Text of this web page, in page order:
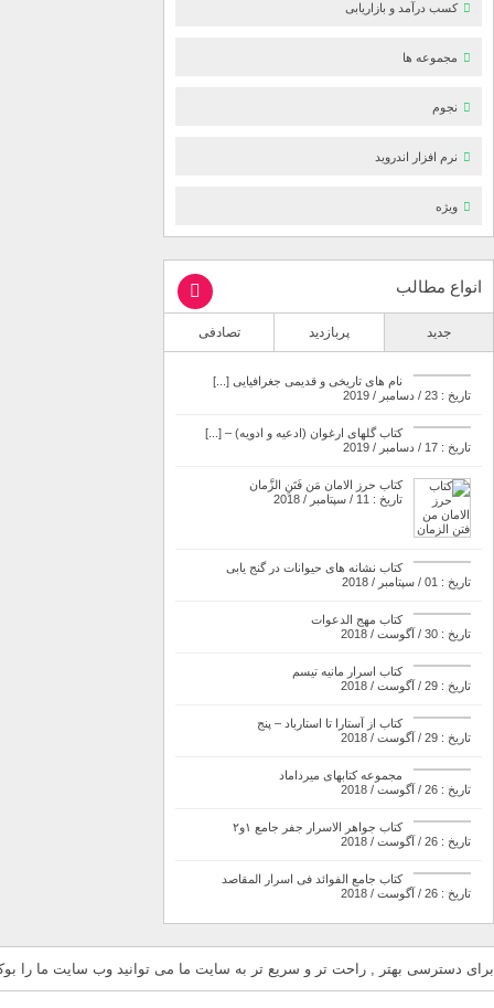
کسب درآمد و بازاریابی
مجموعه ها
نجوم
نرم افزار اندروید
ویژه
انواع مطالب
جدید پربازدید تصادفی
نام های تاریخی و قدیمی جغرافیایی [...]
تاریخ : 23 / دسامبر / 2019
کتاب گلهای ارغوان (ادعیه و ادویه) – [...]
تاریخ : 17 / دسامبر / 2019
کتاب حرز الامان مَن فَتَنِ الزَّمان
تاریخ : 11 / سپتامبر / 2018
کتاب نشانه های حیوانات در گنج یابی
تاریخ : 01 / سپتامبر / 2018
کتاب مهج الدعوات
تاریخ : 30 / آگوست / 2018
کتاب اسرار مانیه تیسم
تاریخ : 29 / آگوست / 2018
کتاب از آستارا تا استارباد – پنج
تاریخ : 29 / آگوست / 2018
مجموعه کتابهای میرداماد
تاریخ : 26 / آگوست / 2018
کتاب جواهر الاسرار جفر جامع ۱و۲
تاریخ : 26 / آگوست / 2018
کتاب جامع الفوائد فی اسرار المقاصد
تاریخ : 26 / آگوست / 2018
برای دسترسی بهتر , راحت تر و سریع تر به سایت ما می توانید وب سایت ما را